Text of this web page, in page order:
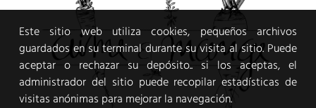
Este sitio web utiliza cookies, pequeños archivos
guardados en su terminal durante su visita al sitio. Puede
aceptar o rechazar su depósito.. si los aceptas, el
administrador del sitio puede recopilar estadísticas de
visitas anónimas para mejorar la navegación.